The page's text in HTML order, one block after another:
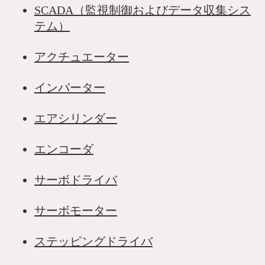
SCADA（監視制御およびデータ収集シス
テム）
アクチュエーター
インバーター
エアシリンダー
エンコーダ
サーボドライバ
サーボモーター
ステッピングドライバ